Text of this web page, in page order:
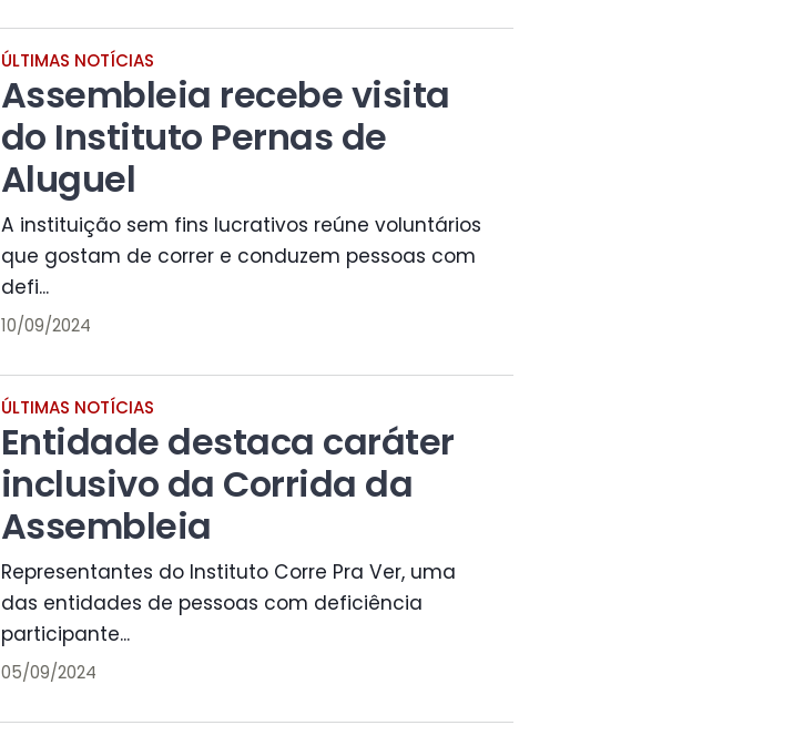
ÚLTIMAS NOTÍCIAS
Assembleia recebe visita
do Instituto Pernas de
Aluguel
A instituição sem fins lucrativos reúne voluntários
que gostam de correr e conduzem pessoas com
defi...
10/09/2024
ÚLTIMAS NOTÍCIAS
Entidade destaca caráter
inclusivo da Corrida da
Assembleia
Representantes do Instituto Corre Pra Ver, uma
das entidades de pessoas com deficiência
participante...
05/09/2024